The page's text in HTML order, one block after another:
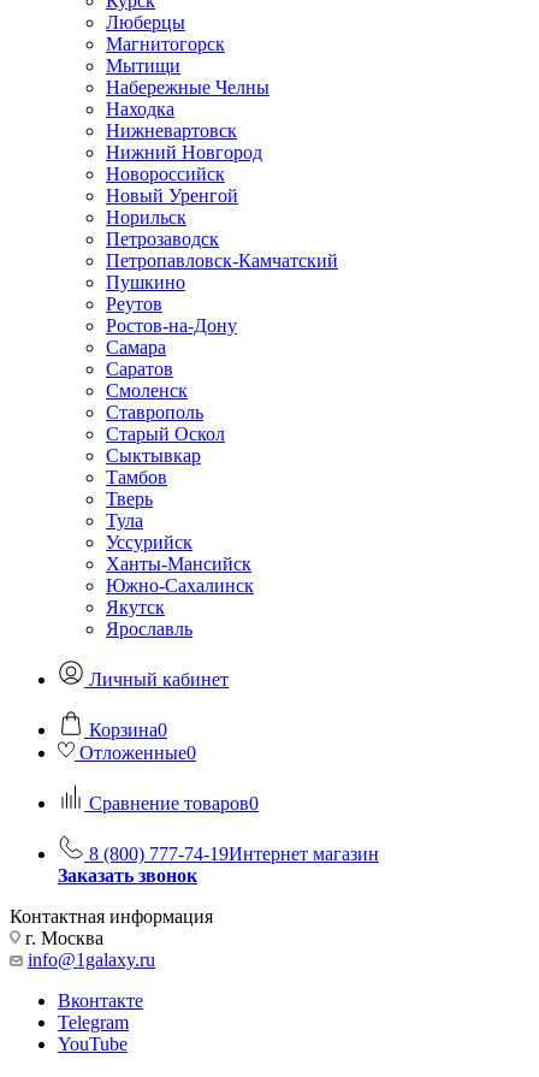
Люберцы
Магнитогорск
Мытищи
Набережные Челны
Находка
Нижневартовск
Нижний Новгород
Новороссийск
Новый Уренгой
Норильск
Петрозаводск
Петропавловск-Камчатский
Пушкино
Реутов
Ростов-на-Дону
Самара
Саратов
Смоленск
Ставрополь
Старый Оскол
Сыктывкар
Тамбов
Тверь
Тула
Уссурийск
Ханты-Мансийск
Южно-Сахалинск
Якутск
Ярославль
Личный кабинет
Корзина0
Отложенные0
Сравнение товаров0
8 (800) 777-74-19Интернет магазин
Заказать звонок
Контактная информация
г. Москва
info@1galaxy.ru
Вконтакте
Telegram
YouTube